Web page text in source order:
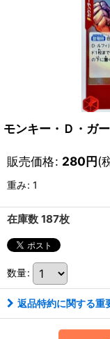
モンキー・Ｄ・ガ
販売価格: 280円(
重み: 1
在庫数 187枚
数量:
返品特約に関する重